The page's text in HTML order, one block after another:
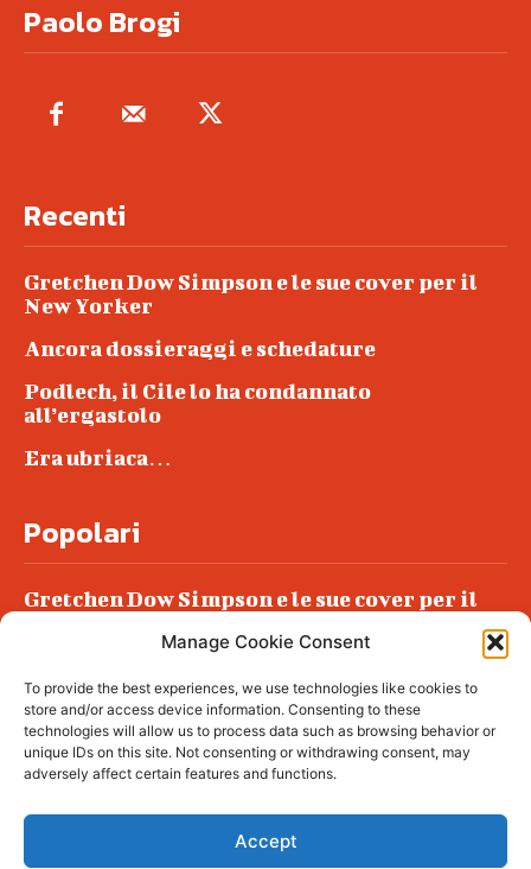
Manage Cookie Consent
To provide the best experiences, we use technologies like cookies to
store and/or access device information. Consenting to these
technologies will allow us to process data such as browsing behavior or
unique IDs on this site. Not consenting or withdrawing consent, may
adversely affect certain features and functions.
Accept
Paolo Brogi
Recenti
Gretchen Dow Simpson e le sue cover per il
New Yorker
Ancora dossieraggi e schedature
Podlech, il Cile lo ha condannato
all’ergastolo
Era ubriaca…
Popolari
Gretchen Dow Simpson e le sue cover per il
Podlech, il Cile lo ha condannato
all’ergastolo
Era ubriaca…